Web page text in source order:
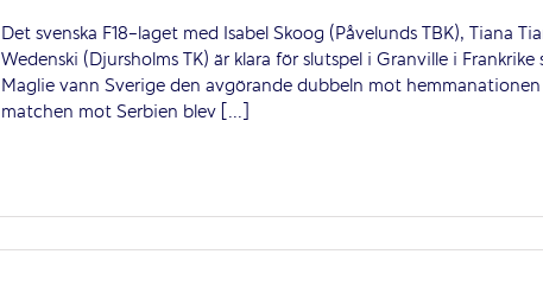
Det svenska F18-laget med Isabel Skoog (Påvelunds TBK), Tiana
Wedenski (Djursholms TK) är klara för slutspel i Granville i
Maglie vann Sverige den avgörande dubbeln mot
matchen mot Serbien blev [...]